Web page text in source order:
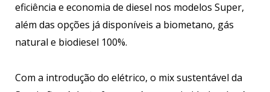
eficiência e economia de diesel nos modelos Super,
além das opções já disponíveis a biometano, gás
natural e biodiesel 100%.
Com a introdução do elétrico, o mix sustentável da